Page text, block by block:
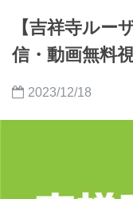
【吉祥寺ルー
信・動画無料
2023/12/18